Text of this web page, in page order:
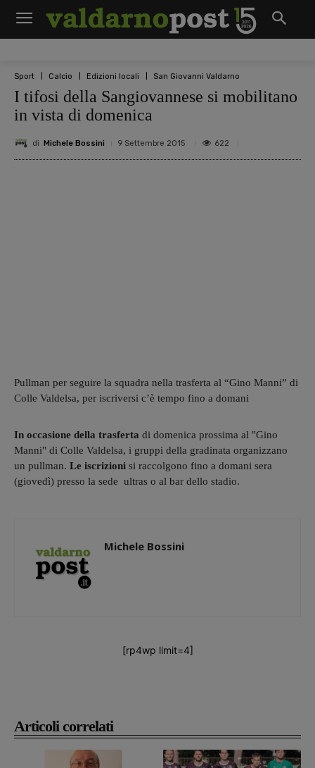
Sport Calcio Edizioni locali San Giovanni Valdarno
I tifosi della Sangiovannese si mobilitano
in vista di domenica
di Michele Bossini 9 Settembre 2015 622
Articoli correlati
Pullman per seguire la squadra nella trasferta al “Gino Manni” di
Colle Valdelsa, per iscriversi c’è tempo fino a domani
In occasione della trasferta di domenica prossima al "Gino
Manni" di Colle Valdelsa, i gruppi della gradinata organizzano
un pullman. Le iscrizioni si raccolgono fino a domani sera
(giovedì) presso la sede ultras o al bar dello stadio.
Michele Bossini
[rp4wp limit=4]